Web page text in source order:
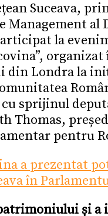
Suceava,
Management al
la
din Londra la
cu sprijinul
Thomas,
pentru
și